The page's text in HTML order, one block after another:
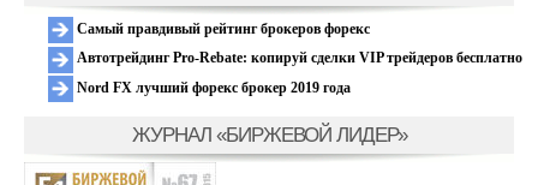
Самый правдивый рейтинг брокеров форекс
Автотрейдинг Pro-Rebate: копируй сделки VIP трейдеров бесплатно
Nord FX лучший форекс брокер 2019 года
ЖУРНАЛ «БИРЖЕВОЙ ЛИДЕР»